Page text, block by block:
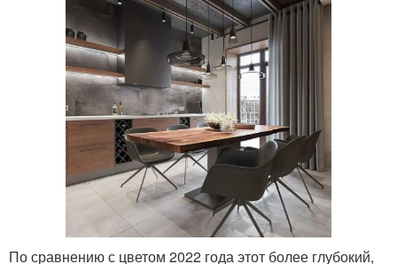
По сравнению с цветом 2022 года этот более глубокий,